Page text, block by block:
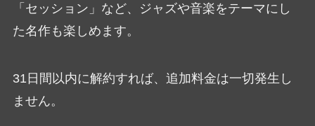
「セッション」など、ジャズや音楽をテーマにし
た名作も楽しめます。
31日間以内に解約すれば、追加料金は一切発生し
ません。